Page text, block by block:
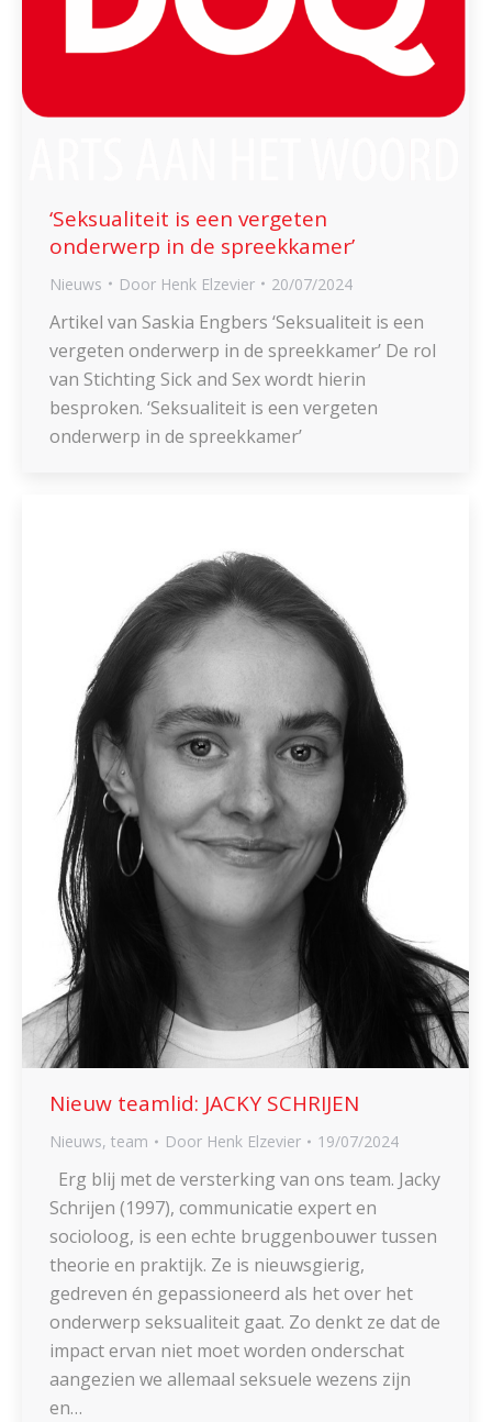
‘Seksualiteit is een vergeten
onderwerp in de spreek­kamer’
Nieuws Door Henk Elzevier 20/07/2024
Artikel van Saskia Engbers ‘Seksualiteit is een
vergeten onderwerp in de spreek­kamer’ De rol
van Stichting Sick and Sex wordt hierin
besproken. ‘Seksualiteit is een vergeten
onderwerp in de spreek­kamer’
Nieuw teamlid: JACKY SCHRIJEN
Nieuws, team Door Henk Elzevier 19/07/2024
Erg blij met de versterking van ons team. Jacky
Schrijen (1997), communicatie expert en
socioloog, is een echte bruggenbouwer tussen
theorie en praktijk. Ze is nieuwsgierig,
gedreven én gepassioneerd als het over het
onderwerp seksualiteit gaat. Zo denkt ze dat de
impact ervan niet moet worden onderschat
aangezien we allemaal seksuele wezens zijn
en…